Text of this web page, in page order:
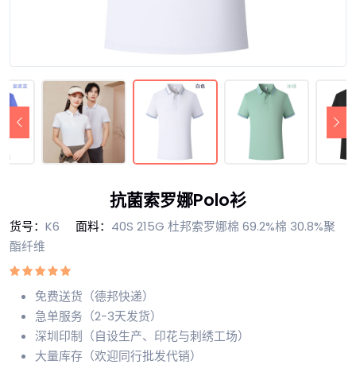
抗菌索罗娜Polo衫
货号： K6 面料： 40S 215G 杜邦索罗娜棉 69.2%棉 30.8%聚
酯纤维
免费送货（德邦快递）
急单服务（2-3天发货）
深圳印制（自设生产、印花与刺绣工场）
大量库存（欢迎同行批发代销）